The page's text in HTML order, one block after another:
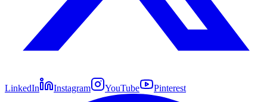
LinkedIn Instagram YouTube Pinterest